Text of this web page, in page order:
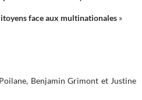
face aux multinationales »
Benjamin Grimont et Justine